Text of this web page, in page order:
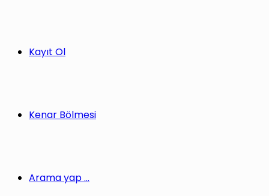
Kayıt Ol
Kenar Bölmesi
Arama yap ...